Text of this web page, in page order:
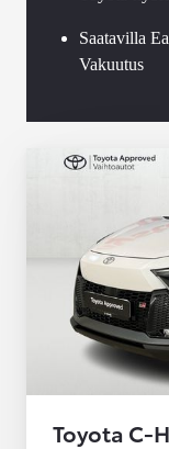
Saatavilla
Vakuutus
Toyota C-